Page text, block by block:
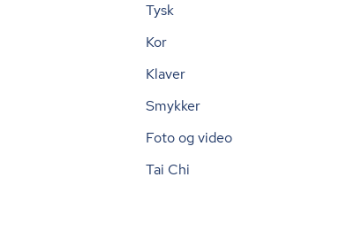
Tysk
Kor
Klaver
Smykker
Foto og video
Tai Chi